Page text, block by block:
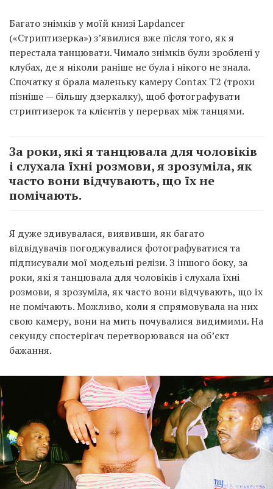
Багато знімків у моїй книзі Lapdancer
(«Стриптизерка») з’явилися вже після того, як я
перестала танцювати. Чимало знімків були зроблені у
клубах, де я ніколи раніше не була і нікого не знала.
Спочатку я брала маленьку камеру Contax T2 (трохи
пізніше — більшу дзеркалку), щоб фотографувати
стриптизерок та клієнтів у перервах між танцями.
За роки, які я танцювала для чоловіків
і слухала їхні розмови, я зрозуміла, як
часто вони відчувають, що їх не
помічають.
Я дуже здивувалася, виявивши, як багато
відвідувачів погоджувалися фотографуватися та
підписували мої модельні релізи. З іншого боку, за
роки, які я танцювала для чоловіків і слухала їхні
розмови, я зрозуміла, як часто вони відчувають, що їх
не помічають. Можливо, коли я спрямовувала на них
свою камеру, вони на мить почувалися видимими. На
секунду спостерігач перетворювався на об’єкт
бажання.